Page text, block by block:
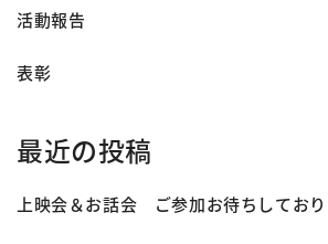
活動報告
表彰
最近の投稿
上映会＆お話会 ご参加お待ちしており